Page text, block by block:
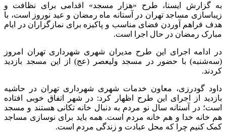
به گزارش ایسنا، طرح «هزار مسجد» اقدامی برای نظافت و
زیباسازی مساجد تهران در آستانه ماه رمضان و عید نوروز است، با
هدف فراهم آوردن فضای مناسب و پاکیزه برای نمازگزاران در ایام
مبارک رمضان در حال اجرا است.
در ادامه اجرای این طرح مدیران شهری شهرداری تهران امروز
(سه‌شنبه) با حضور در مسجد ولیعصر (عج) از این مسجد بازدید
کردند.
داود گودرزی، معاون خدمات شهری شهرداری تهران در حاشیه
بازدید از اجرای این طرح اظهار کرد: در شهر اتفاق خوبی افتاده
است؛ در آستانه سال نو مردم به دنبال خانه تکانی هستند و مسجد
هم خانه خدا و هم خانه مردم است. همه باید برای نوسازی مساجد
کمک کنیم چرا که محل عبادت و زندگی مردم است.